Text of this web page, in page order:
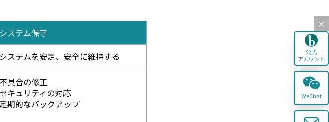
システム保守
システムを安定、安全に維持する
具合の修正
セキュリティの対応
定期的なバックアップ
公式
アカウント
WeChat